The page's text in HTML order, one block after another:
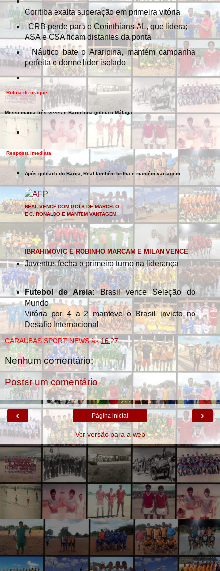
Coritiba exalta superação em primeira vitória
CRB perde para o Corinthians-AL, que lidera;
ASA e CSA ficam distantes da ponta
Náutico bate o Araripina, mantém campanha
perfeita e dorme líder isolado
Rotina de craque
Messi marca três vezes e Barcelona goleia o Málaga
Resposta imediata
Após goleada do Barça, Real também brilha e mantém vantagem
REAL VENCE COM GOLS DE MARCELO
E C. RONALDO E MANTÉM VANTAGEM
IBRAHIMOVIC E ROBINHO MARCAM E MILAN VENCE
Juventus fecha o primeiro turno na liderança
Futebol de Areia:
Brasil vence Seleção do
Mundo
Vitória por 4 a 2 manteve o Brasil invicto no
Desafio Internacional
CARAÚBAS SPORT NEWS às16:27
Nenhum comentário:
Postar um comentário
‹ ›
Página inicial
Ver versão para a web